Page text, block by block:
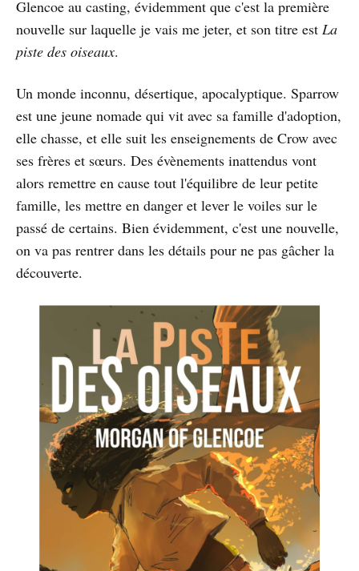
Glencoe au casting, évidemment que c'est la première
nouvelle sur laquelle je vais me jeter, et son titre est La
piste des oiseaux.
Un monde inconnu, désertique, apocalyptique. Sparrow
est une jeune nomade qui vit avec sa famille d'adoption,
elle chasse, et elle suit les enseignements de Crow avec
ses frères et sœurs. Des évènements inattendus vont
alors remettre en cause tout l'équilibre de leur petite
famille, les mettre en danger et lever le voiles sur le
passé de certains. Bien évidemment, c'est une nouvelle,
on va pas rentrer dans les détails pour ne pas gâcher la
découverte.